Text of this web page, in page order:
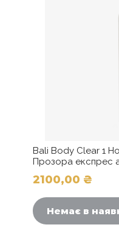
Bali Body Clear 1
Прозора експрес
2100,00 ₴
Немає в